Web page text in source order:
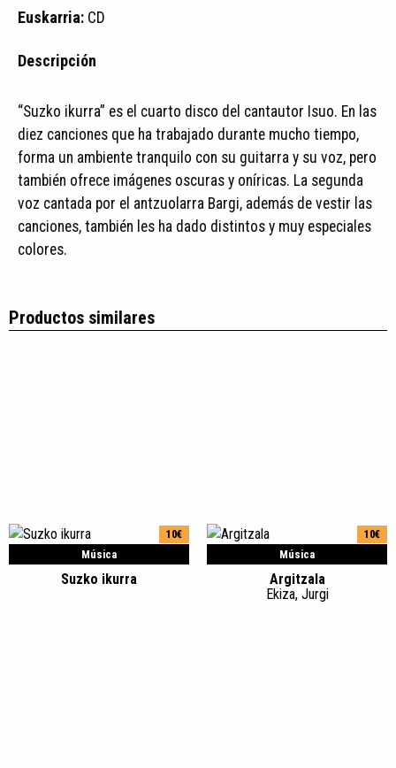
Euskarria: CD
Descripción
“Suzko ikurra” es el cuarto disco del cantautor Isuo. En las
diez canciones que ha trabajado durante mucho tiempo,
forma un ambiente tranquilo con su guitarra y su voz, pero
también ofrece imágenes oscuras y oníricas. La segunda
voz cantada por el antzuolarra Bargi, además de vestir las
canciones, también les ha dado distintos y muy especiales
colores.
Productos similares
Música
10€
Suzko ikurra
Música
10€
Argitzala
Ekiza, Jurgi